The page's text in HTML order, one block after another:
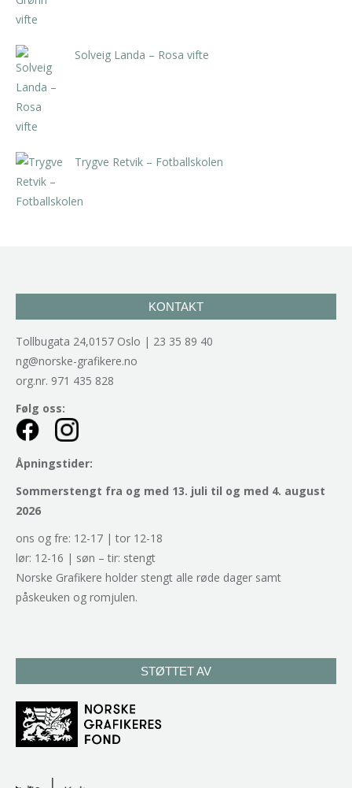
Solveig Landa – Rosa vifte
Trygve Retvik – Fotballskolen
KONTAKT
Tollbugata 24,0157 Oslo | 23 35 89 40
ng@norske-grafikere.no
org.nr. 971 435 828
Følg oss:
Åpningstider:
Sommerstengt fra og med 13. juli til og med 4. august
2026
ons og fre: 12-17 | tor 12-18
lør: 12-16 | søn – tir: stengt
Norske Grafikere holder stengt alle røde dager samt
påskeuken og romjulen.
STØTTET AV